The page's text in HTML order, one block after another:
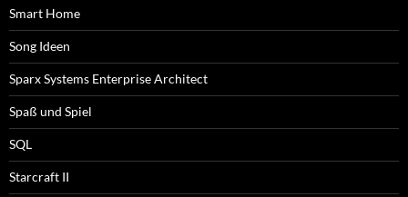
Smart Home
Song Ideen
Sparx Systems Enterprise Architect
Spaß und Spiel
SQL
Starcraft II